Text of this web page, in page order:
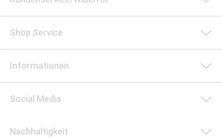
Shop Service
Informationen
Social Media
Nachhaltigkeit